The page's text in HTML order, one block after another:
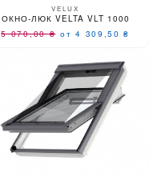
VELUX
ОКНО-ЛЮК VELTA VLT 1000
5 070,00₴ от 4 309,50₴